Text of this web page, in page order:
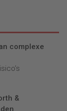
complexe
&